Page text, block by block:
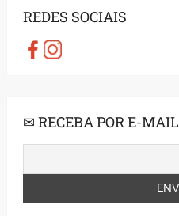
REDES SOCIAIS
✉ RECEBA POR E-MAIL